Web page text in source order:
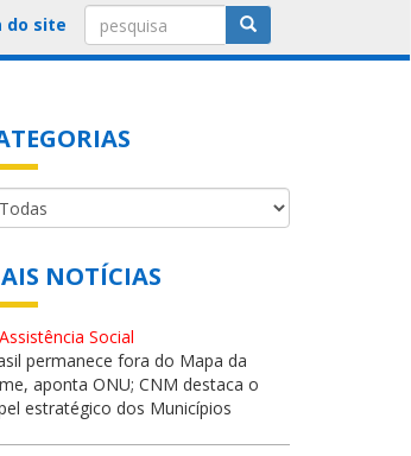
do site
NOTÍCIAS
Assistência Social
permanece fora do Mapa da
aponta ONU; CNM destaca o
estratégico dos Municípios